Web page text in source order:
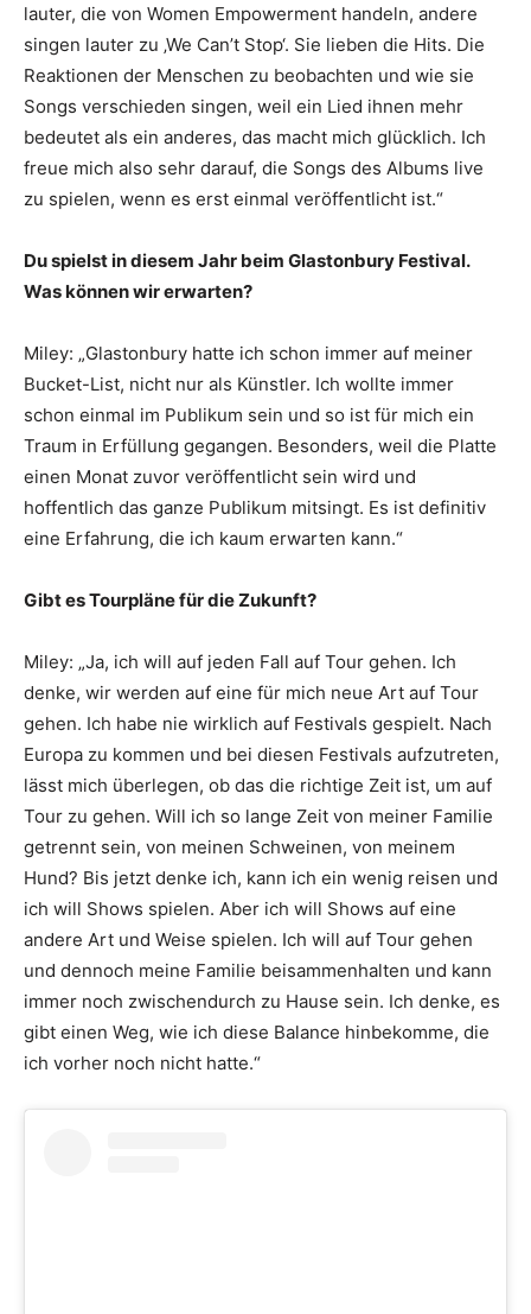
lauter, die von Women Empowerment handeln, andere
singen lauter zu ‚We Can’t Stop‘. Sie lieben die Hits. Die
Reaktionen der Menschen zu beobachten und wie sie
Songs verschieden singen, weil ein Lied ihnen mehr
bedeutet als ein anderes, das macht mich glücklich. Ich
freue mich also sehr darauf, die Songs des Albums live
zu spielen, wenn es erst einmal veröffentlicht ist.“
Du spielst in diesem Jahr beim Glastonbury Festival.
Was können wir erwarten?
Miley: „Glastonbury hatte ich schon immer auf meiner
Bucket-List, nicht nur als Künstler. Ich wollte immer
schon einmal im Publikum sein und so ist für mich ein
Traum in Erfüllung gegangen. Besonders, weil die Platte
einen Monat zuvor veröffentlicht sein wird und
hoffentlich das ganze Publikum mitsingt. Es ist definitiv
eine Erfahrung, die ich kaum erwarten kann.“
Gibt es Tourpläne für die Zukunft?
Miley: „Ja, ich will auf jeden Fall auf Tour gehen. Ich
denke, wir werden auf eine für mich neue Art auf Tour
gehen. Ich habe nie wirklich auf Festivals gespielt. Nach
Europa zu kommen und bei diesen Festivals aufzutreten,
lässt mich überlegen, ob das die richtige Zeit ist, um auf
Tour zu gehen. Will ich so lange Zeit von meiner Familie
getrennt sein, von meinen Schweinen, von meinem
Hund? Bis jetzt denke ich, kann ich ein wenig reisen und
ich will Shows spielen. Aber ich will Shows auf eine
andere Art und Weise spielen. Ich will auf Tour gehen
und dennoch meine Familie beisammenhalten und kann
immer noch zwischendurch zu Hause sein. Ich denke, es
gibt einen Weg, wie ich diese Balance hinbekomme, die
ich vorher noch nicht hatte.“